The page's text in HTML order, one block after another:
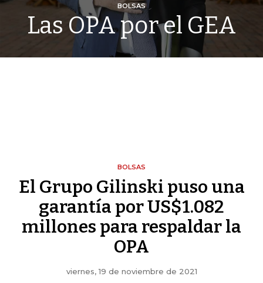
BOLSAS
Las OPA por el GEA
BOLSAS
El Grupo Gilinski puso una
garantía por US$1.082
millones para respaldar la
OPA
viernes, 19 de noviembre de 2021